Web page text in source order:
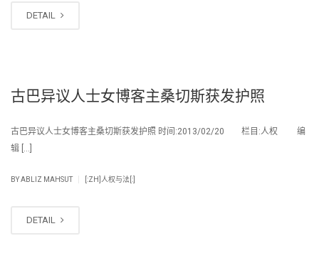
DETAIL
古巴异议人士女博客主桑切斯获发护照
古巴异议人士女博客主桑切斯获发护照 时间:2013/02/20 栏目:人权 编
辑 […]
BYABLIZ MAHSUT [:ZH]人权与法[:]
DETAIL